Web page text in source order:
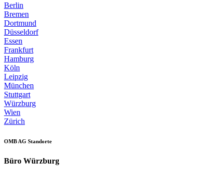
Berlin
Bremen
Dortmund
Düsseldorf
Essen
Frankfurt
Hamburg
Köln
Leipzig
München
Stuttgart
Würzburg
Wien
Zürich
OMB AG Standorte
Büro Würzburg